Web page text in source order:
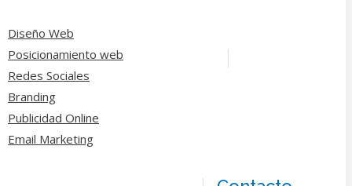
Diseño Web
Posicionamiento web
Redes Sociales
Branding
Publicidad Online
Email Marketing